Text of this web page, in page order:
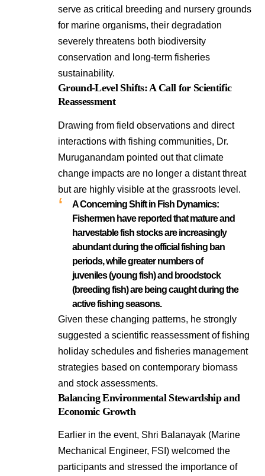
serve as critical breeding and nursery grounds
for marine organisms, their degradation
severely threatens both biodiversity
conservation and long-term fisheries
sustainability.
Ground-Level Shifts: A Call for Scientific
Reassessment
Drawing from field observations and direct
interactions with fishing communities, Dr.
Muruganandam pointed out that climate
change impacts are no longer a distant threat
but are highly visible at the grassroots level .
A Concerning Shift in Fish Dynamics:
Fishermen have reported that mature and
harvestable fish stocks are increasingly
abundant during the official fishing ban
periods, while greater numbers of
juveniles (young fish) and broodstock
(breeding fish) are being caught during the
active fishing seasons.
Given these changing patterns, he strongly
suggested a scientific reassessment of fishing
holiday schedules and fisheries management
strategies based on contemporary biomass
and stock assessments.
Balancing Environmental Stewardship and
Economic Growth
Earlier in the event, Shri Balanayak (Marine
Mechanical Engineer, FSI) welcomed the
participants and stressed the importance of